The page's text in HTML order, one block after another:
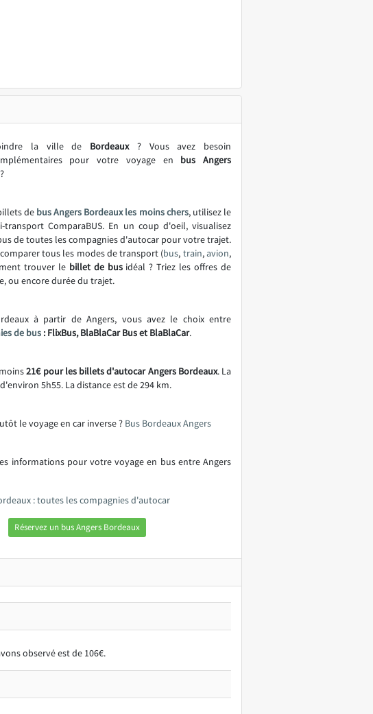
la ville de Bordeaux? Vous avez besoin
pour votre voyage en bus Angers
de bus Angers Bordeaux les moins chers, utilisez le
ComparaBUS. En un coup d'oeil, visualisez
de toutes les compagnies d'autocar pour votre trajet.
tous les modes de transport (bus, train,avion,
trouver le billet de busidéal ? Triez les offres de
ou encore durée du trajet.
à partir de Angers, vous avez le choix entre
de bus : FlixBus, BlaBlaCar Bus et BlaBlaCar.
21€ pour les billets d'autocar Angers Bordeaux. La
5h55. La distance est de 294 km.
le voyage en car inverse ? Bus Bordeaux Angers
informations pour votre voyage en bus entre Angers
: toutes les compagnies d'autocar
Réservez un bus Angers Bordeaux
observé est de 106€.